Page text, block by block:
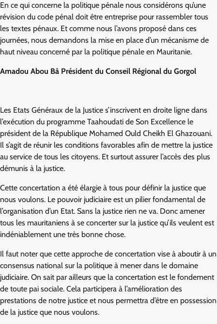
En ce qui concerne la politique pénale nous considérons qu’une
révision du code pénal doit être entreprise pour rassembler tous
les textes pénaux. Et comme nous l’avons proposé dans ces
journées, nous demandons la mise en place d’un mécanisme de
haut niveau concerné par la politique pénale en Mauritanie.
Amadou Abou Bâ Président du Conseil Régional du Gorgol
Les Etats Généraux de la Justice s’inscrivent en droite ligne dans
l’exécution du programme Taahoudati de Son Excellence le
président de la République Mohamed Ould Cheikh El Ghazouani.
Il s’agit de réunir les conditions favorables afin de mettre la justice
au service de tous les citoyens. Et surtout assurer l’accès des plus
démunis à la justice.
Cette concertation a été élargie à tous pour définir la justice que
nous voulons. Le pouvoir judiciaire est un pilier fondamental de
l’organisation d’un Etat. Sans la justice rien ne va. Donc amener
tous les mauritaniens à se concerter sur la justice qu’ils veulent est
indéniablement une très bonne chose.
Il faut noter que cette approche de concertation vise à aboutir à un
consensus national sur la politique à mener dans le domaine
judiciaire. On sait par ailleurs que la concertation est le fondement
de toute pai sociale. Cela participera à l’amélioration des
prestations de notre justice et nous permettra d’être en possession
de la justice que nous voulons.